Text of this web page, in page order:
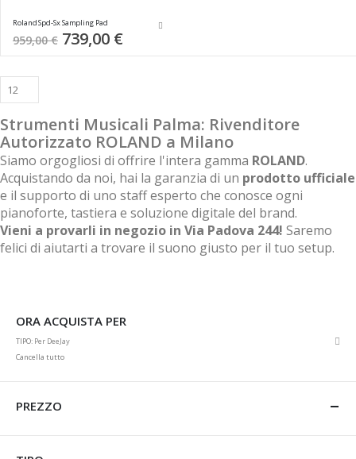
Roland Spd-Sx Sampling Pad
959,00 € Special
Price
739,00 €
Strumenti Musicali Palma: Rivenditore
Autorizzato ROLAND a Milano
Siamo orgogliosi di offrire l'intera gamma ROLAND.
Acquistando da noi, hai la garanzia di un prodotto ufficiale
e il supporto di uno staff esperto che conosce ogni
pianoforte, tastiera e soluzione digitale del brand.
Vieni a provarli in negozio in Via Padova 244! Saremo
felici di aiutarti a trovare il suono giusto per il tuo setup.
ORA ACQUISTA PER
TIPO Per DeeJay
Cancella tutto
PREZZO